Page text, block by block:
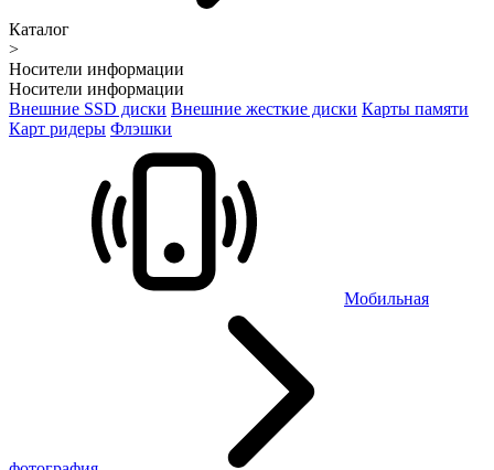
Каталог
>
Носители информации
Носители информации
Внешние SSD диски Внешние жесткие диски Карты памяти
Карт ридеры Флэшки
Мобильная